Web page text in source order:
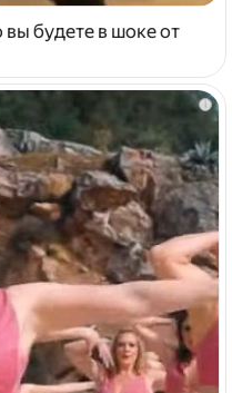
вы будете в шоке от
i